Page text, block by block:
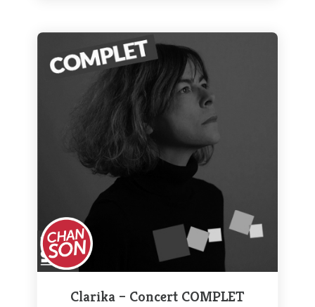
Clarika – Concert COMPLET